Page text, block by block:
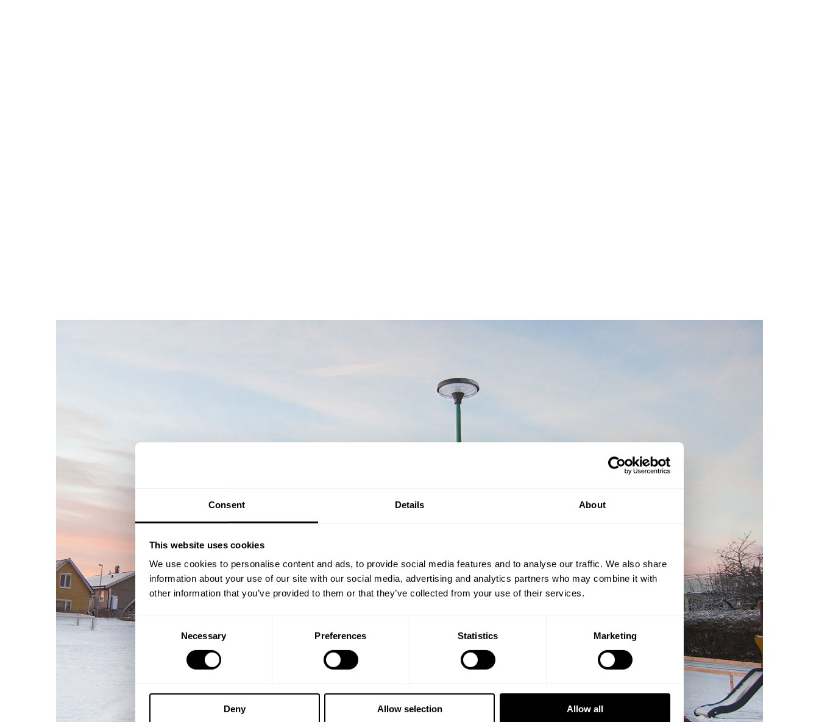
Consent Details About
This website uses cookies
We use cookies to personalise content and ads, to provide social media features and to analyse our traffic. We also share
information about your use of our site with our social media, advertising and analytics partners who may combine it with
other information that you’ve provided to them or that they’ve collected from your use of their services.
Consent
Necessary Preferences Statistics Marketing
Deny Allow selection Allow all